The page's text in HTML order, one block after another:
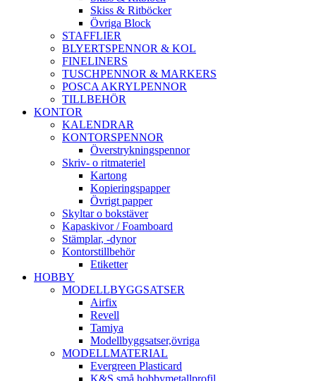
Skiss & Ritböcker
Övriga Block
STAFFLIER
BLYERTSPENNOR & KOL
FINELINERS
TUSCHPENNOR & MARKERS
POSCA AKRYLPENNOR
TILLBEHÖR
KONTOR
KALENDRAR
KONTORSPENNOR
Överstrykningspennor
Skriv- o ritmateriel
Kartong
Kopieringspapper
Övrigt papper
Skyltar o bokstäver
Kapaskivor / Foamboard
Stämplar, -dynor
Kontorstillbehör
Etiketter
HOBBY
MODELLBYGGSATSER
Airfix
Revell
Tamiya
Modellbyggsatser,övriga
MODELLMATERIAL
Evergreen Plasticard
K&S små hobbymetallprofil